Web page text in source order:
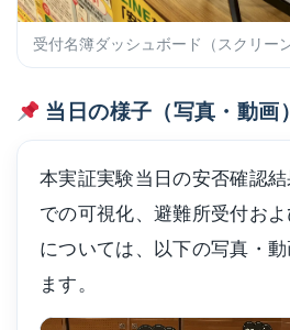
受付名簿ダッシュボード（スクリー
当日の様子（写真・動画）
本実証実験当日の安否確認
での可視化、避難所受付お
については、以下の写真・
ます。